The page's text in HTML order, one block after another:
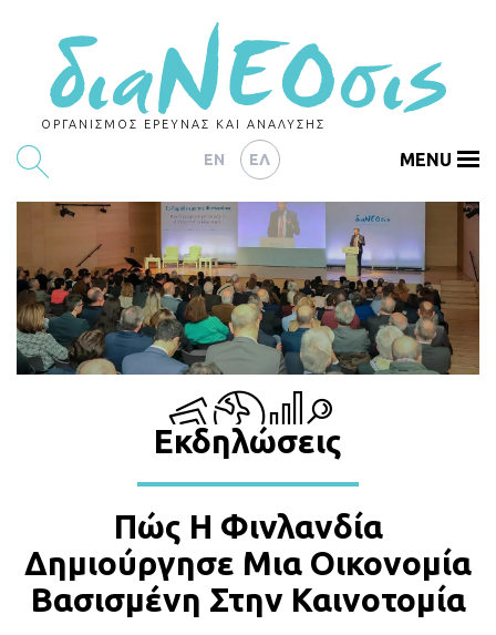
ΟΡΓΑΝΙΣΜΟΣ ΕΡΕΥΝΑΣ ΚΑΙ ΑΝΑΛΥΣΗΣ
EN ΕΛ
ΕΡΕΥΝΕΣ
ΑΡΘΡΟΓΡΑΦΙΑ
ΕΚΔΗΛΩΣΕΙΣ
DATA
ΔΕΙΚΤΕΣ
CHARTS
PODCASTS
BLOG
ABOUT
ΕΠΙΚΟΙΝΩΝΙΑ
MENU
Εκδηλώσεις
Πώς Η Φινλανδία
Δημιούργησε Μια Οικονομία
Βασισμένη Στην Καινοτομία